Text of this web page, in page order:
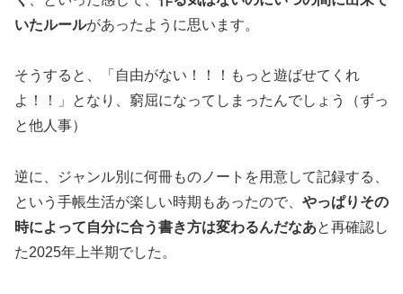
いたルールがあったように思います。
そうすると、「自由がない！！！もっと遊ばせてくれ
よ！！」となり、窮屈になってしまったんでしょう（ずっ
と他人事）
逆に、ジャンル別に何冊ものノートを用意して記録する、
という手帳生活が楽しい時期もあったので、 やっぱりその
時によって自分に合う書き方は変わるんだなあと再確認し
た2025年上半期でした。